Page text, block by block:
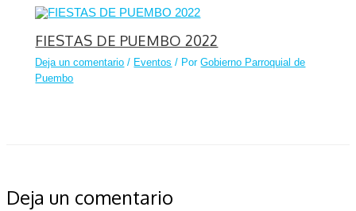
FIESTAS DE PUEMBO 2022
Deja un comentario / Eventos / PorGobierno Parroquial de
Puembo
Deja un comentario